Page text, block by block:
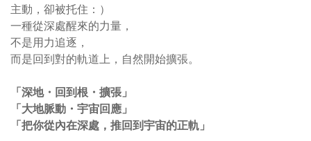
主動，卻被托住：）
一種從深處醒來的力量，
不是用力追逐，
而是回到對的軌道上， 自然開始擴張。
「深地・回到根・擴張」
「大地脈動・宇宙回應」
「把你從內在深處，推回到宇宙的正軌」